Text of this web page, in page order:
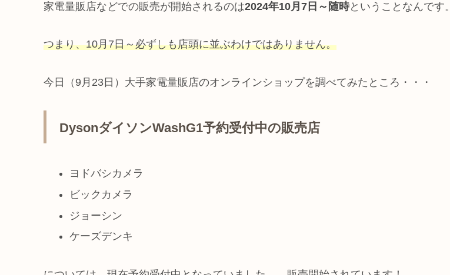
家電量販店などでの販売が開始されるのは2024年10月7日～随時ということなんです。
つまり、10月7日～必ずしも店頭に並ぶわけではありません。
今日（9月23日）大手家電量販店のオンラインショップを調べてみたところ・・・
DysonダイソンWashG1予約受付中の販売店
ヨドバシカメラ
ビックカメラ
ジョーシン
ケーズデンキ